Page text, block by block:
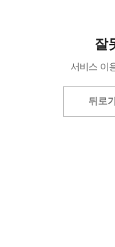
잘
서비스 이
뒤로